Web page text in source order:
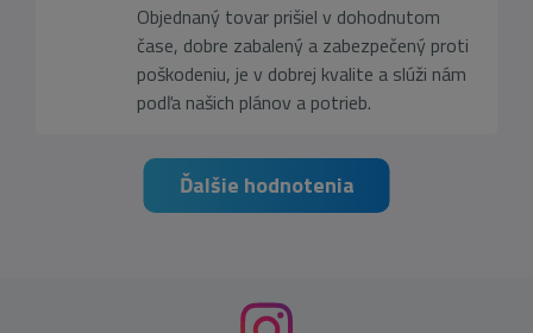
Objednaný tovar prišiel v dohodnutom
čase, dobre zabalený a zabezpečený proti
poškodeniu, je v dobrej kvalite a slúži nám
podľa našich plánov a potrieb.
Ďalšie hodnotenia